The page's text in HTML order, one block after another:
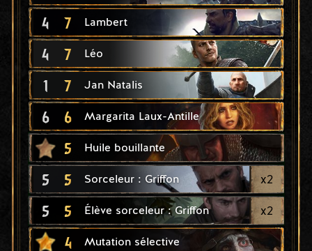
4 7 Lambert
4 7 Léo
1 7 Jan Natalis
6 6 Margarita Laux-Antille
5 Huile bouillante
5 5 Sorceleur : Griffon x2
5 5 Élève sorceleur : Griffon x2
4 Mutation sélective